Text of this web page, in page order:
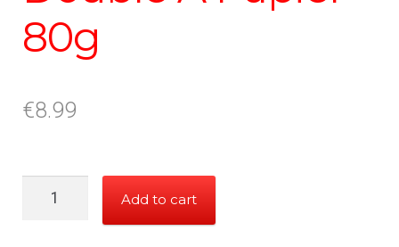
80g
€8.99
Double
Add to cart